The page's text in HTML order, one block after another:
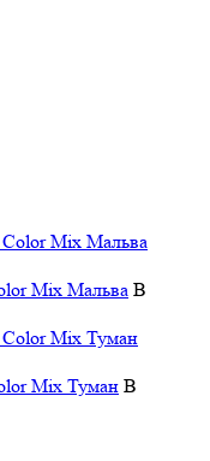
Mix Мальва В
Mix Туман В